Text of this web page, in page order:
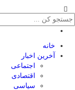
خانه
آخرین اخبار
اجتماعی
اقتصادی
سیاسی